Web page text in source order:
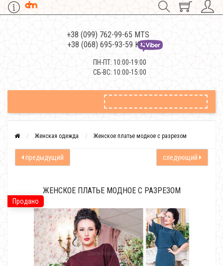
+38 (099) 762-99-65 MTS
+38 (068) 695-93-59 Kievstar
ПН-ПТ: 10:00-19:00
СБ-ВС: 10:00-15:00
Женская одежда Женское платье модное с разрезом
предыдущий следующий
Продано
ЖЕНСКОЕ ПЛАТЬЕ МОДНОЕ С РАЗРЕЗОМ